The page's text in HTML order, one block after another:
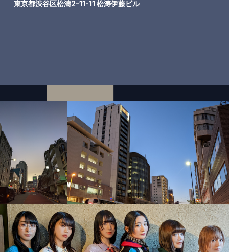
東京都渋谷区松濤2-11-11 松涛伊藤ビル